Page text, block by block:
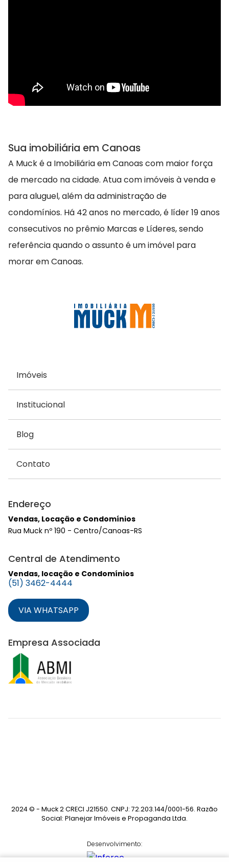
Sua imobiliária em Canoas
A Muck é a Imobiliária em Canoas com maior força
de mercado na cidade. Atua com imóveis à venda e
para aluguel, além da administração de
condomínios. Há 42 anos no mercado, é líder 19 anos
consecutivos no prêmio Marcas e Líderes, sendo
referência quando o assunto é um imóvel para
morar em Canoas.
Imóveis
Institucional
Blog
Contato
Endereço
Vendas, Locação e Condomínios
Rua Muck nº 190 - Centro/Canoas-RS
Central de Atendimento
Vendas, locação e Condomínios
(51) 3462-4444
VIA WHATSAPP
Empresa Associada
2024 © - Muck 2 CRECI J21550. CNPJ: 72.203.144/0001-56. Razão
Social: Planejar Imóveis e Propaganda Ltda.
Desenvolvimento: